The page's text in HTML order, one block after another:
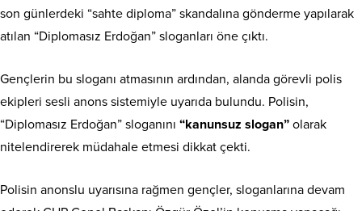
son günlerdeki “sahte diploma” skandalına gönderme yapılarak
atılan “Diplomasız Erdoğan” sloganları öne çıktı.
Gençlerin bu sloganı atmasının ardından, alanda görevli polis
ekipleri sesli anons sistemiyle uyarıda bulundu. Polisin,
“Diplomasız Erdoğan” sloganını “kanunsuz slogan” olarak
nitelendirerek müdahale etmesi dikkat çekti.
Polisin anonslu uyarısına rağmen gençler, sloganlarına devam